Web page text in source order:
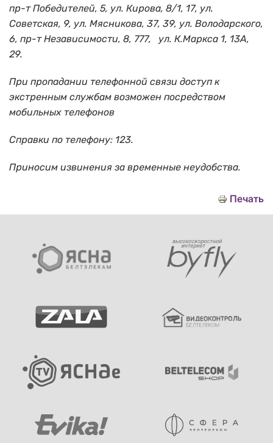
пр-т Победителей, 5, ул. Кирова, 8/1, 17, ул.
Советская, 9, ул. Мясникова, 37, 39, ул. Володарского,
6, пр-т Независимости, 8, 777,
ул. К.Маркса 1, 13А,
29.
При пропадании телефонной связи доступ к
экстренным службам возможен посредством
мобильных телефонов
Справки по телефону: 123.
Приносим извинения за временные неудобства.
Печать